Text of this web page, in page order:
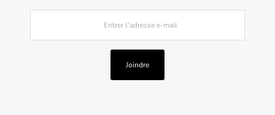
Joindre